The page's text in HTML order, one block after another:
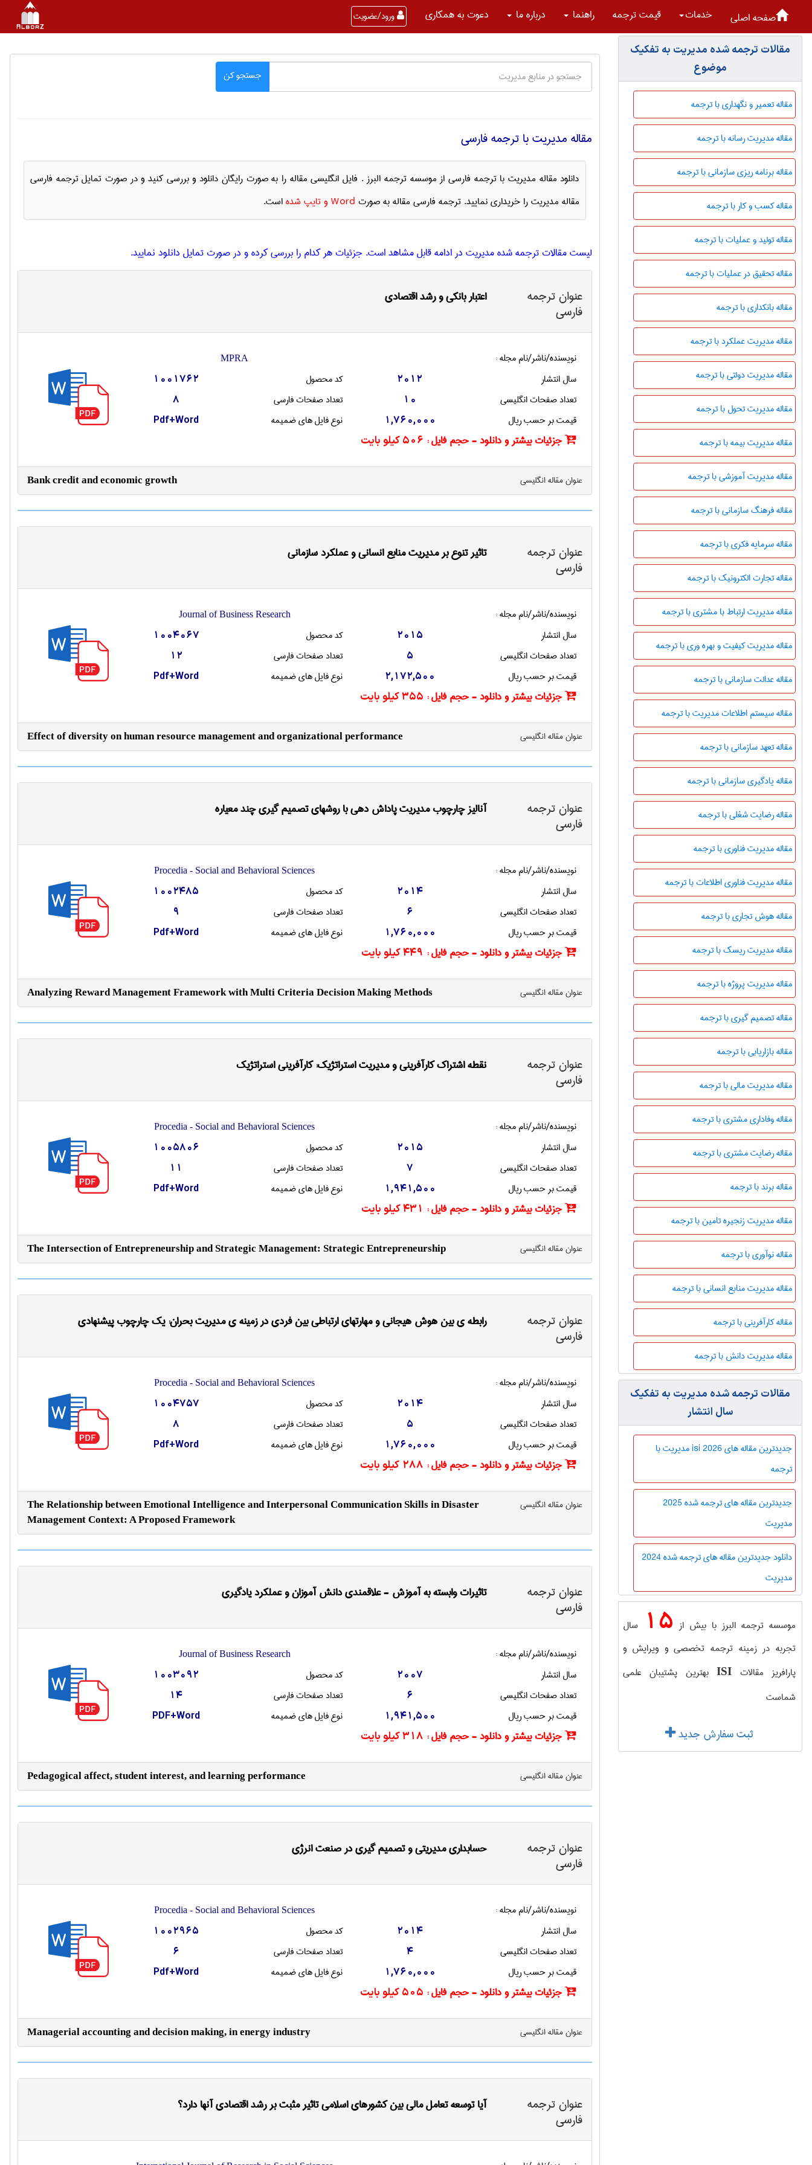
صفحه اصلی خدمات قیمت ترجمه راهنما درباره ما دعوت به همکاری ورود/عضویت
جستجو کن
مقاله مديريت با ترجمه فارسی
دانلود مقاله مديريت با ترجمه فارسی از موسسه ترجمه البرز . فایل انگلیسی مقاله را به صورت رایگان دانلود و بررسی کنید و در صورت تمایل ترجمه فارسی
مقاله مديريت را خریداری نمایید. ترجمه فارسی مقاله به صورت Word و تایپ شده است.
لیست مقالات ترجمه شده مديريت در ادامه قابل مشاهد است. جزئیات هر کدام را بررسی کرده و در صورت تمایل دانلود نمایید.
عنوان ترجمه
فارسی
اعتبار بانکی و رشد اقتصادی
نویسنده/ناشر/نام مجله : MPRA
سال انتشار 2012 کد محصول 1001762
تعداد صفحات انگليسی 10 تعداد صفحات فارسی 8
قیمت بر حسب ریال 1,760,000 نوع فایل های ضمیمه Pdf+Word
جزئیات بیشتر و دانلود - حجم فایل : 506 کیلو بایت
عنوان مقاله انگليسی Bank credit and economic growth
عنوان ترجمه
فارسی
تاثیر تنوع بر مدیریت منابع انسانی و عملکرد سازمانی
نویسنده/ناشر/نام مجله : Journal of Business Research
سال انتشار 2015 کد محصول 1004067
تعداد صفحات انگليسی 5 تعداد صفحات فارسی 12
قیمت بر حسب ریال 2,172,500 نوع فایل های ضمیمه Pdf+Word
جزئیات بیشتر و دانلود - حجم فایل : 355 کیلو بایت
عنوان مقاله انگليسی Effect of diversity on human resource management and organizational performance
عنوان ترجمه
فارسی
آنالیز چارچوب مدیریت پاداش دهی با روشهای تصمیم گیری چند معیاره
نویسنده/ناشر/نام مجله : Procedia - Social and Behavioral Sciences
سال انتشار 2014 کد محصول 1002485
تعداد صفحات انگليسی 6 تعداد صفحات فارسی 9
قیمت بر حسب ریال 1,760,000 نوع فایل های ضمیمه Pdf+Word
جزئیات بیشتر و دانلود - حجم فایل : 449 کیلو بایت
عنوان مقاله انگليسی Analyzing Reward Management Framework with Multi Criteria Decision Making Methods
عنوان ترجمه
فارسی
نقطه اشتراک کارآفرینی و مدیریت استراتژیک: کارآفرینی استراتژیک
نویسنده/ناشر/نام مجله : Procedia - Social and Behavioral Sciences
سال انتشار 2015 کد محصول 1005806
تعداد صفحات انگليسی 7 تعداد صفحات فارسی 11
قیمت بر حسب ریال 1,941,500 نوع فایل های ضمیمه Pdf+Word
جزئیات بیشتر و دانلود - حجم فایل : 431 کیلو بایت
عنوان مقاله انگليسی The Intersection of Entrepreneurship and Strategic Management: Strategic Entrepreneurship
عنوان ترجمه
فارسی
رابطه ی بین هوش هیجانی و مهارتهای ارتباطی بین فردی در زمینه ی مدیریت بحران: یک چارچوب پیشنهادی
نویسنده/ناشر/نام مجله : Procedia - Social and Behavioral Sciences
سال انتشار 2014 کد محصول 1004757
تعداد صفحات انگليسی 5 تعداد صفحات فارسی 8
قیمت بر حسب ریال 1,760,000 نوع فایل های ضمیمه Pdf+Word
جزئیات بیشتر و دانلود - حجم فایل : 288 کیلو بایت
عنوان مقاله انگليسی
The Relationship between Emotional Intelligence and Interpersonal Communication Skills in Disaster
Management Context: A Proposed Framework
عنوان ترجمه
فارسی
تاثیرات وابسته به آموزش - علاقمندی دانش آموزان و عملکرد یادگیری
نویسنده/ناشر/نام مجله : Journal of Business Research
سال انتشار 2007 کد محصول 1003092
تعداد صفحات انگليسی 6 تعداد صفحات فارسی 14
قیمت بر حسب ریال 1,941,500 نوع فایل های ضمیمه PDF+Word
جزئیات بیشتر و دانلود - حجم فایل : 318 کیلو بایت
عنوان مقاله انگليسی Pedagogical affect, student interest, and learning performance
عنوان ترجمه
فارسی
حسابداری مدیریتی و تصمیم گیری در صنعت انرژی
نویسنده/ناشر/نام مجله : Procedia - Social and Behavioral Sciences
سال انتشار 2014 کد محصول 1002965
تعداد صفحات انگليسی 4 تعداد صفحات فارسی 6
قیمت بر حسب ریال 1,760,000 نوع فایل های ضمیمه Pdf+Word
جزئیات بیشتر و دانلود - حجم فایل : 505 کیلو بایت
عنوان مقاله انگليسی Managerial accounting and decision making, in energy industry
عنوان ترجمه
فارسی
آیا توسعه تعامل مالی بین کشورهای اسلامی تاثیر مثبت بر رشد اقتصادی آنها دارد؟
مقالات ترجمه شده مديريت به تفکیک
موضوع
مقاله تعمیر و نگهداری با ترجمه
مقاله مدیریت رسانه با ترجمه
مقاله برنامه ریزی سازمانی با ترجمه
مقاله کسب و کار با ترجمه
مقاله تولید و عملیات با ترجمه
مقاله تحقیق در عملیات با ترجمه
مقاله بانکداری با ترجمه
مقاله مدیریت عملکرد با ترجمه
مقاله مدیریت دولتی با ترجمه
مقاله مدیریت تحول با ترجمه
مقاله مدیریت بیمه با ترجمه
مقاله مدیریت آموزشی با ترجمه
مقاله فرهنگ سازمانی با ترجمه
مقاله سرمایه فکری با ترجمه
مقاله تجارت الکترونیک با ترجمه
مقاله مدیریت ارتباط با مشتری با ترجمه
مقاله مدیریت کیفیت و بهره وری با ترجمه
مقاله عدالت سازمانی با ترجمه
مقاله سیستم اطلاعات مدیریت با ترجمه
مقاله تعهد سازمانی با ترجمه
مقاله یادگیری سازمانی با ترجمه
مقاله رضایت شغلی با ترجمه
مقاله مدیریت فناوری با ترجمه
مقاله مدیریت فناوری اطلاعات با ترجمه
مقاله هوش تجاری با ترجمه
مقاله مدیریت ریسک با ترجمه
مقاله مدیریت پروژه با ترجمه
مقاله تصمیم گیری با ترجمه
مقاله بازاریابی با ترجمه
مقاله مدیریت مالی با ترجمه
مقاله وفاداری مشتری با ترجمه
مقاله رضایت مشتری با ترجمه
مقاله برند با ترجمه
مقاله مدیریت زنجیره تامین با ترجمه
مقاله نوآوری با ترجمه
مقاله مدیریت منابع انسانی با ترجمه
مقاله کارآفرینی با ترجمه
مقاله مدیریت دانش با ترجمه
مقالات ترجمه شده مديريت به تفکیک
سال انتشار
جدیدترین مقاله های isi 2026 مديريت با
ترجمه
جدیدترین مقاله های ترجمه شده 2025
مديريت
دانلود جدیدترین مقاله های ترجمه شده 2024
مديريت
موسسه ترجمه البرز با بیش از 15 سال
تجربه در زمینه ترجمه تخصصی و ویرایش و
پارافریز مقالات
ISI
بهترین پشتیبان علمی
شماست
ثبت سفارش جدید